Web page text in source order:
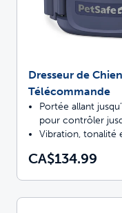
Dresseur de
Télécommande
Portée allant
pour contrôler
Vibration, tonalité
CA$134.99